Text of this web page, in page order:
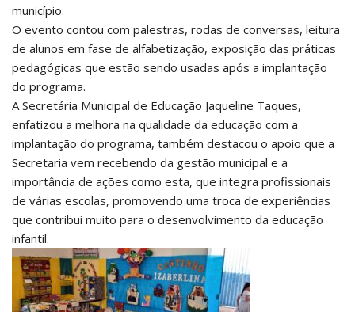
município.
O evento contou com palestras, rodas de conversas, leitura
de alunos em fase de alfabetização, exposição das práticas
pedagógicas que estão sendo usadas após a implantação
do programa.
A Secretária Municipal de Educação Jaqueline Taques,
enfatizou a melhora na qualidade da educação com a
implantação do programa, também destacou o apoio que a
Secretaria vem recebendo da gestão municipal e a
importância de ações como esta, que integra profissionais
de várias escolas, promovendo uma troca de experiências
que contribui muito para o desenvolvimento da educação
infantil.